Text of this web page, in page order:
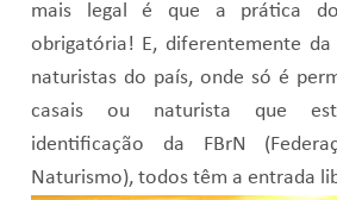
mais legal é que a prática
obrigatória! E, diferentemente da
naturistas do país, onde só é
casais ou naturista que
identificação da FBrN
Naturismo), todos têm a entrada